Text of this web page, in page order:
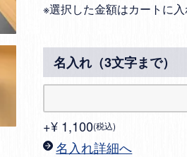
※選択した金額はカートに
名入れ（3文字まで）
+¥ 1,100 税込
名入れ詳細へ